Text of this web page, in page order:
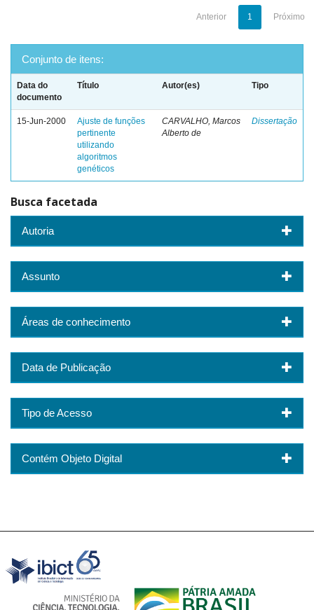
Anterior 1 Próximo
Conjunto de itens:
Data do
documento
Título Autor(es) Tipo
15-Jun-2000
Ajuste de funções
pertinente
utilizando
algoritmos
genéticos
CARVALHO, Marcos
Alberto de
Dissertação
Busca facetada
Autoria
Assunto
Áreas de conhecimento
Data de Publicação
Tipo de Acesso
Contém Objeto Digital